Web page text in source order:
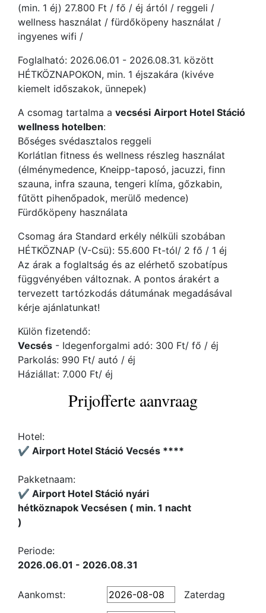
(min. 1 éj) 27.800 Ft / fő / éj ártól / reggeli /
wellness használat / fürdőköpeny használat /
ingyenes wifi /
Foglalható: 2026.06.01 - 2026.08.31. között
HÉTKÖZNAPOKON, min. 1 éjszakára (kivéve
kiemelt időszakok, ünnepek)
A csomag tartalma a vecsési Airport Hotel Stáció
wellness hotelben:
Bőséges svédasztalos reggeli
Korlátlan fitness és wellness részleg használat
(élménymedence, Kneipp-taposó, jacuzzi, finn
szauna, infra szauna, tengeri klíma, gőzkabin,
fűtött pihenőpadok, merülő medence)
Fürdőköpeny használata
Csomag ára Standard erkély nélküli szobában
HÉTKÖZNAP (V-Csü): 55.600 Ft-tól/ 2 fő / 1 éj
Az árak a foglaltság és az elérhető szobatípus
függvényében változnak. A pontos árakért a
tervezett tartózkodás dátumának megadásával
kérje ajánlatunkat!
Külön fizetendő:
Vecsés - Idegenforgalmi adó: 300 Ft/ fő / éj
Parkolás: 990 Ft/ autó / éj
Háziállat: 7.000 Ft/ éj
Prijofferte aanvraag
Hotel:
✔️ Airport Hotel Stáció Vecsés ****
Pakketnaam:
✔️ Airport Hotel Stáció nyári
hétköznapok Vecsésen ( min. 1 nacht
)
Periode:
2026.06.01 - 2026.08.31
Aankomst: Zaterdag